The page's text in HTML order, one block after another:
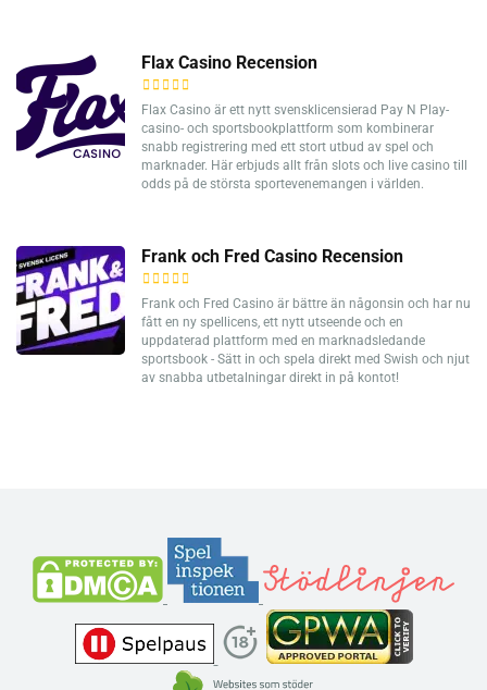
Flax Casino Recension
Flax Casino är ett nytt svensklicensierad Pay N Play-
casino- och sportsbookplattform som kombinerar
snabb registrering med ett stort utbud av spel och
marknader. Här erbjuds allt från slots och live casino till
odds på de största sportevenemangen i världen.
Frank och Fred Casino Recension
Frank och Fred Casino är bättre än någonsin och har nu
fått en ny spellicens, ett nytt utseende och en
uppdaterad plattform med en marknadsledande
sportsbook - Sätt in och spela direkt med Swish och njut
av snabba utbetalningar direkt in på kontot!